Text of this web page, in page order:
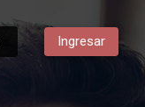
Ingresar